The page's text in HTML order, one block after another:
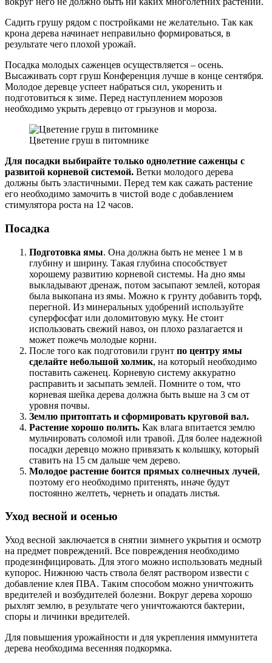
Садить грушу рядом с постройками не желательно. Так как
крона дерева начинает неправильно формироваться, в
результате чего плохой урожай.
Посадка молодых саженцев осуществляется – осень.
Высаживать сорт груш Конференция лучше в конце сентября.
Молодое деревце успеет набраться сил, укоренить и
подготовиться к зиме. Перед наступлением морозов
необходимо укрыть деревцо от грызунов и мороза.
Цветение груш в питомнике
Для посадки выбирайте только однолетние саженцы с
развитой корневой системой. Ветки молодого дерева
должны быть эластичными. Перед тем как сажать растение
его необходимо замочить в чистой воде с добавлением
стимулятора роста на 12 часов.
Посадка
Подготовка ямы. Она должна быть не менее 1 м в
глубину и ширину. Такая глубина способствует
хорошему развитию корневой системы. На дно ямы
выкладывают дренаж, потом засыпают землей, которая
была выкопана из ямы. Можно к грунту добавить торф,
перегной. Из минеральных удобрений используйте
суперфосфат или доломитовую муку. Не стоит
использовать свежий навоз, он плохо разлагается и
может пожечь молодые корни.
После того как подготовили грунт по центру ямы
сделайте небольшой холмик, на который необходимо
поставить саженец. Корневую систему аккуратно
расправить и засыпать землей. Помните о том, что
корневая шейка дерева должна быть выше на 3 см от
уровня почвы.
Землю притоптать и сформировать круговой вал.
Растение хорошо полить. Как влага впитается землю
мульчировать соломой или травой. Для более надежной
посадки деревцо можно привязать к колышку, который
ставить на 15 см дальше чем дерево.
Молодое растение боится прямых солнечных лучей,
поэтому его необходимо притенять, иначе будут
постоянно желтеть, чернеть и опадать листья.
Уход весной и осенью
Уход весной заключается в снятии зимнего укрытия и осмотр
на предмет повреждений. Все повреждения необходимо
продезинфицировать. Для этого можно использовать медный
купорос. Нижнюю часть ствола белят раствором извести с
добавление клея ПВА. Таким способом можно уничтожить
вредителей и возбудителей болезни. Вокруг дерева хорошо
рыхлят землю, в результате чего уничтожаются бактерии,
споры и личинки вредителей.
Для повышения урожайности и для укрепления иммунитета
дерева необходима весенняя подкормка.